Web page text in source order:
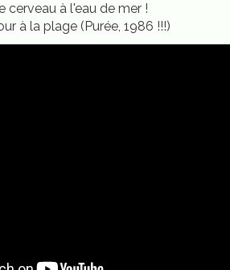
cerveau à l'eau de mer !
à la plage (Purée, 1986 !!!)